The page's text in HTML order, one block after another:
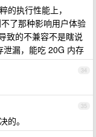
的执行性能上，
了那种影响用户体验
致的不兼容不是瞎说
泄漏，能吃 20G 内存
34
35
的。